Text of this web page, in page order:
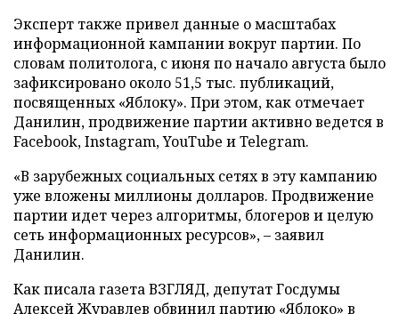
Эксперт также привел данные о масштабах
информационной кампании вокруг партии. По
словам политолога, с июня по начало августа было
зафиксировано около 51,5 тыс. публикаций,
посвященных «Яблоку». При этом, как отмечает
Данилин, продвижение партии активно ведется в
Facebook, Instagram, YouTube и Telegram.
«В зарубежных социальных сетях в эту кампанию
уже вложены миллионы долларов. Продвижение
партии идет через алгоритмы, блогеров и целую
сеть информационных ресурсов», – заявил
Данилин.
Как писала газета ВЗГЛЯД, депутат Госдумы
Алексей Журавлев обвинилпартию «Яблоко» в